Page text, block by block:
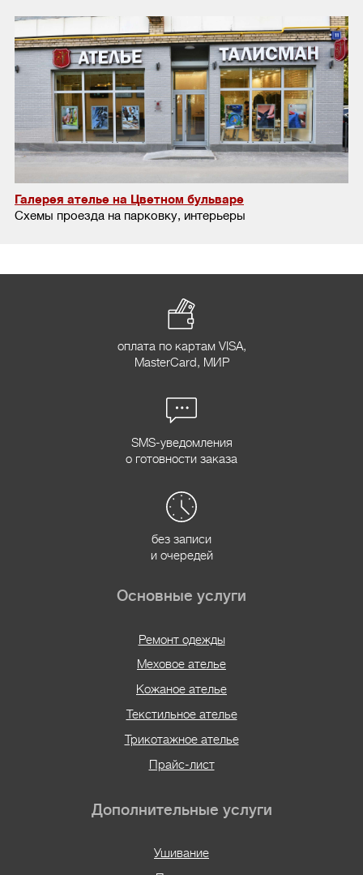
Галерея ателье на Цветном бульваре
Схемы проезда на парковку, интерьеры
оплата по картам VISA,
MasterCard, МИР
SMS-уведомления
о готовности заказа
без записи
и очередей
Основные услуги
Ремонт одежды
Меховое ателье
Кожаное ателье
Текстильное ателье
Трикотажное ателье
Прайс-лист
Дополнительные услуги
Ушивание